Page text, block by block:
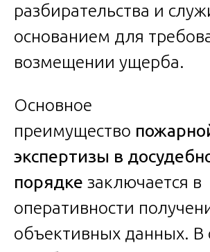
разбирательства и
основанием для
возмещении ущерба.
Основное
преимущество
экспертизы в
порядке заключается в
оперативности
объективных данных. В